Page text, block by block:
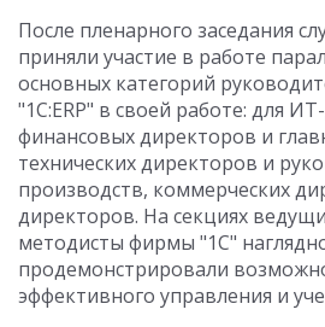
После пленарного заседания
приняли участие в работе
основных категорий
"1С:ERP" в своей работе: для
финансовых директоров и
технических директоров и
производств, коммерческих
директоров. На секциях
методисты фирмы "1С"
продемонстрировали
эффективного управления и